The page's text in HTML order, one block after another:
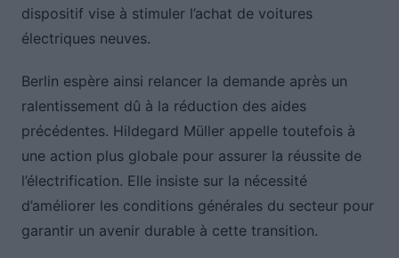
dispositif vise à stimuler l’achat de voitures
électriques neuves.
Berlin espère ainsi relancer la demande après un
ralentissement dû à la réduction des aides
précédentes. Hildegard Müller appelle toutefois à
une action plus globale pour assurer la réussite de
l’électrification. Elle insiste sur la nécessité
d’améliorer les conditions générales du secteur pour
garantir un avenir durable à cette transition.